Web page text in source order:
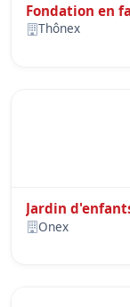
Fondation en
Thônex
Jardin
Onex